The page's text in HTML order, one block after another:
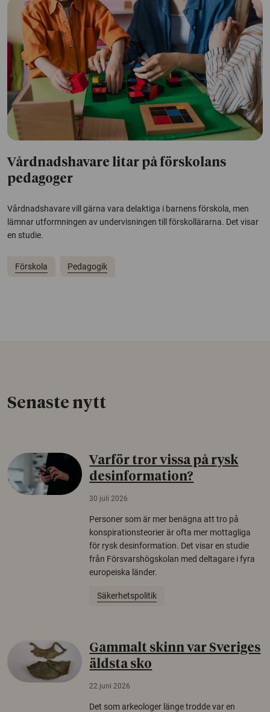
Vårdnadshavare litar på förskolans
pedagoger
Vårdnadshavare vill gärna vara delaktiga i barnens förskola, men
lämnar utformningen av undervisningen till förskollärarna. Det visar
en studie.
Förskola Pedagogik
Senaste nytt
Varför tror vissa på rysk
desinformation?
30 juli 2026
Personer som är mer benägna att tro på
konspirationsteorier är ofta mer mottagliga
för rysk desinformation. Det visar en studie
från Försvarshögskolan med deltagare i fyra
europeiska länder.
Säkerhetspolitik
Gammalt skinn var Sveriges
äldsta sko
22 juni 2026
Det som arkeologer länge trodde var en